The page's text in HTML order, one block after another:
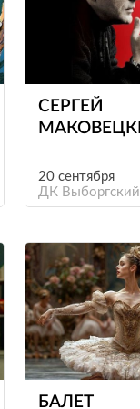
СЕРГЕЙ
ВСТРЕЧА»
20 сентября
ДК Выборгский
БАЛЕТ